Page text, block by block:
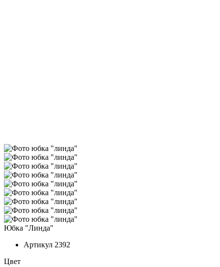
Юбка "Линда"
Артикул 2392
Цвет